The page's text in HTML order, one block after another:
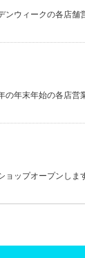
ンウィークの各店舗
の年末年始の各店営
ョップオープンしま